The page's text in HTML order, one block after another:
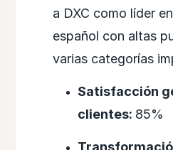
a DXC como líder
español con altas
varias categorías
Satisfacción
clientes: 85%